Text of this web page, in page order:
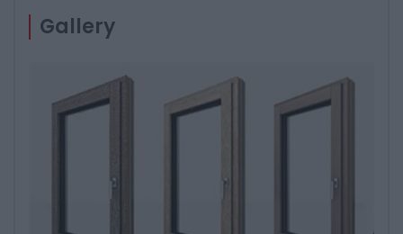
Gallery